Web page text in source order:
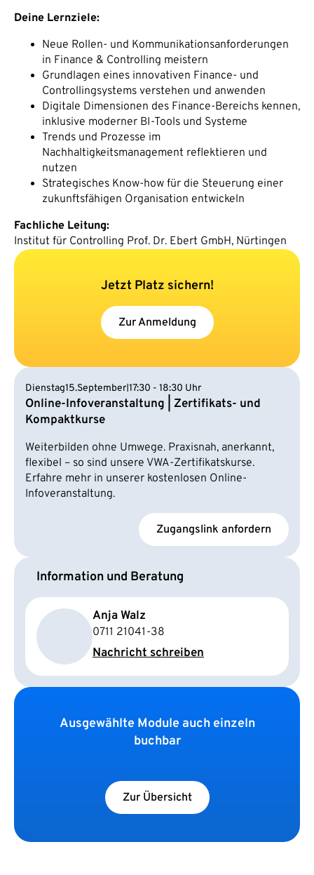
Deine Lernziele:
Neue Rollen- und Kommunikationsanforderungen
in Finance & Controlling meistern
Grundlagen eines innovativen Finance- und
Controllingsystems verstehen und anwenden
Digitale Dimensionen des Finance-Bereichs kennen,
inklusive moderner BI-Tools und Systeme
Trends und Prozesse im
Nachhaltigkeitsmanagement reflektieren und
nutzen
Strategisches Know-how für die Steuerung einer
zukunftsfähigen Organisation entwickeln
Fachliche Leitung:
Institut für Controlling Prof. Dr. Ebert GmbH, Nürtingen
Jetzt Platz sichern!
Zur Anmeldung
Dienstag15.SeptemberI17:30 - 18:30 Uhr
Online-Infoveranstaltung | Zertifikats- und
Kompaktkurse
Weiterbilden ohne Umwege. Praxisnah, anerkannt,
flexibel – so sind unsere VWA-Zertifikatskurse.
Erfahre mehr in unserer kostenlosen Online-
Infoveranstaltung.
Zugangslink anfordern
Information und Beratung
Anja Walz
0711 21041-38
Nachricht schreiben
Ausgewählte Module auch einzeln
buchbar
Zur Übersicht